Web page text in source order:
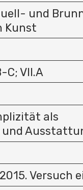
und
Kunst
C; VII.A
als
Versuch